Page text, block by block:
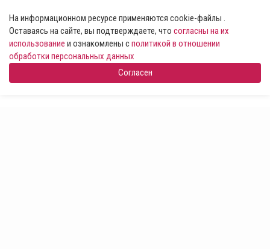
На информационном ресурсе применяются cookie-файлы .
Оставаясь на сайте, вы подтверждаете, что согласны на их
использование и ознакомлены сполитикой в отношении
обработки персональных данных
Согласен